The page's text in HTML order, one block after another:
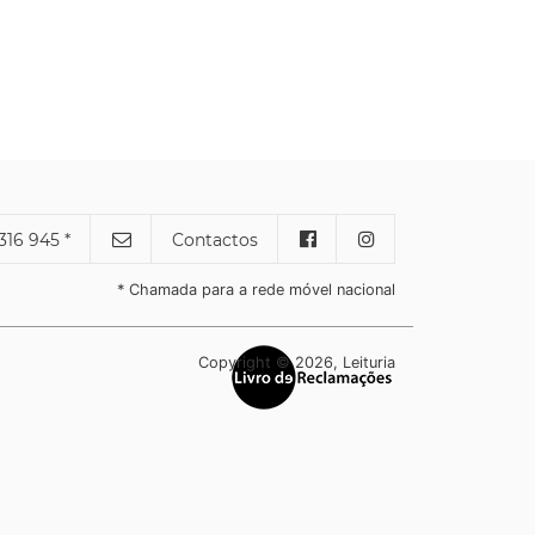
945 * Contactos
* Chamada para a rede móvel nacional
Copyright © 2026, Leituria